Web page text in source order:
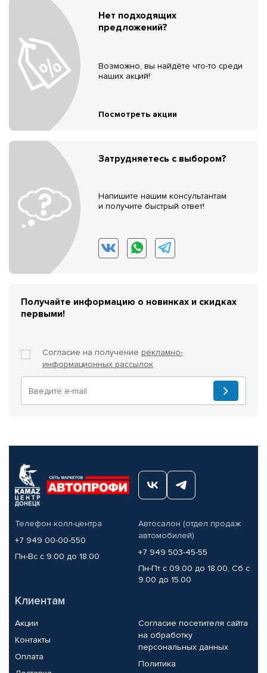
Нет подходящих
предложений?
Возможно, вы найдёте что-то среди
наших акций!
Посмотреть акции
Затрудняетесь с выбором?
Напишите нашим консультантам
и получите быстрый ответ!
Получайте информацию о новинках и скидках
первыми!
Согласие на получение рекламно-
информационных рассылок
Телефон колл-центра
+7 949 00-00-550
Пн-Вс с 9.00 до 18.00
Автосалон (отдел продаж
автомобилей)
+7 949 503-45-55
Пн-Пт с 09.00 до 18.00, Сб с
9.00 до 15.00
Клиентам
Акции
Контакты
Оплата
Согласие посетителя сайта
на обработку
персональных данных
Политика